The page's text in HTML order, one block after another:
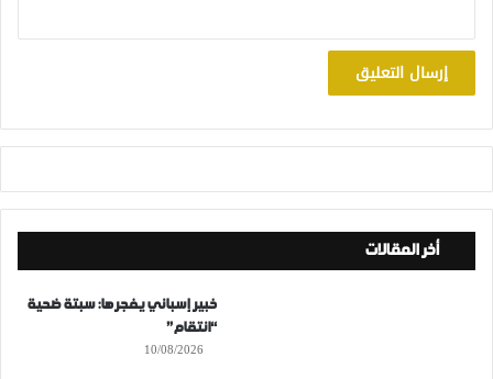
أخر المقالات
خبير إسباني يفجرها: سبتة ضحية
“انتقام”
10/08/2026